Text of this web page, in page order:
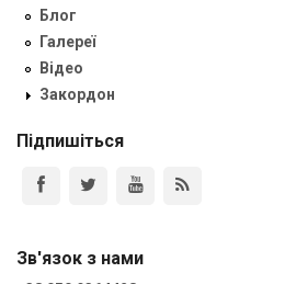
Блог
Галереї
Відео
Закордон
Підпишіться
Зв'язок з нами